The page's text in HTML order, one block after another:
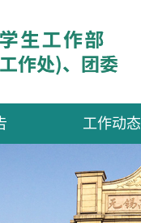
工作动态